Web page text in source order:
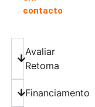
contacto
Avaliar
Retoma
Financiamento